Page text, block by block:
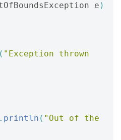
e )
( "Exception thrown
. println ( "Out of the